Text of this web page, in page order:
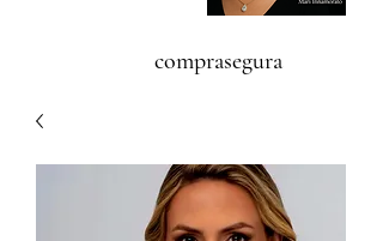
comprasegura